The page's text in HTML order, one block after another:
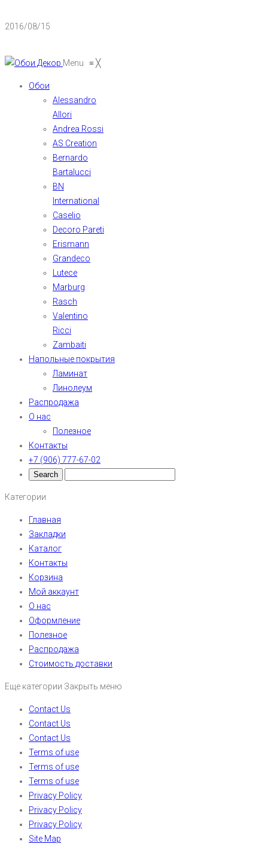
2016/08/15
Menu ≡╳
Обои
Alessandro
Allori
Andrea Rossi
AS Creation
Bernardo
Bartalucci
BN
International
Caselio
Decoro Pareti
Erismann
Grandeco
Lutece
Marburg
Rasch
Valentino
Ricci
Zambaiti
Напольные покрытия
Ламинат
Линолеум
Распродажа
О нас
Полезное
Контакты
+7 (906) 777-67-02
Категории
Главная
Закладки
Каталог
Контакты
Корзина
Мой аккаунт
О нас
Оформление
Полезное
Распродажа
Стоимость доставки
Еще категории Закрыть меню
Contact Us
Contact Us
Contact Us
Terms of use
Terms of use
Terms of use
Privacy Policy
Privacy Policy
Privacy Policy
Site Map